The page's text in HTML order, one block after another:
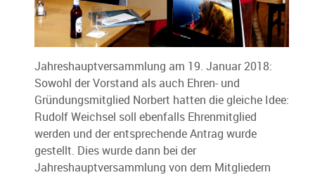
Jahreshauptversammlung am 19. Januar 2018:
Sowohl der Vorstand als auch Ehren- und
Gründungsmitglied Norbert hatten die gleiche Idee:
Rudolf Weichsel soll ebenfalls Ehrenmitglied
werden und der entsprechende Antrag wurde
gestellt. Dies wurde dann bei der
Jahreshauptversammlung von dem Mitgliedern